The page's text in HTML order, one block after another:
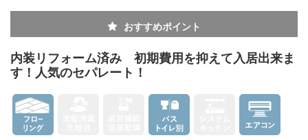
おすすめポイント
内装リフォーム済み 初期費用を抑えて入居出来ま
す！人気のセパレート！